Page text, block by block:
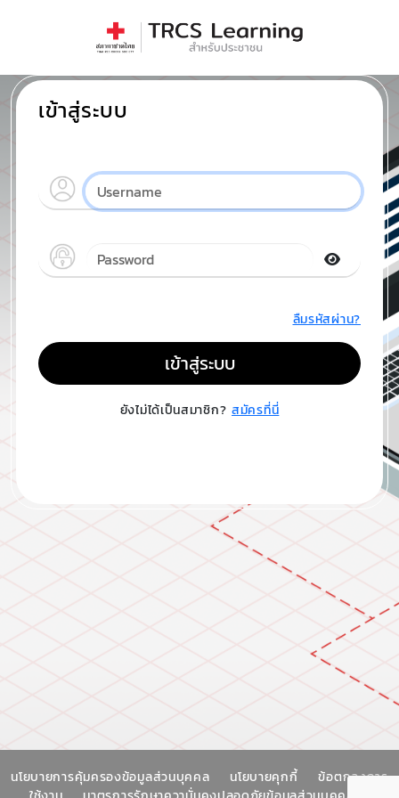
เข้าสู่ระบบ
ลืมรหัสผ่าน?
เข้าสู่ระบบ
ยังไม่ได้เป็นสมาชิก? สมัครที่นี่
นโยบายการคุ้มครองข้อมูลส่วนบุคคล นโยบายคุกกี้
ข้อตกลงการ